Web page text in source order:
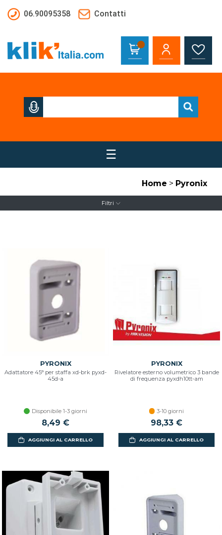
06.90095358
Contatti
☰
Home > Pyronix
Filtri
PYRONIX
Adattatore 45° per staffa xd-brk pyxd-
45d-a
Disponibile 1-3 giorni
8,49 €
AGGIUNGI AL CARRELLO
PYRONIX
Rivelatore esterno volumetrico 3 bande
di frequenza pyxdh10tt-am
3-10 giorni
98,33 €
AGGIUNGI AL CARRELLO